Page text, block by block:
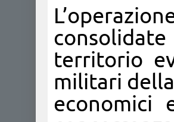
territorio
militari
economici